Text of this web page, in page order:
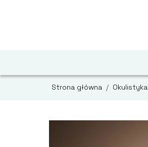
Strona główna / Okulistyka